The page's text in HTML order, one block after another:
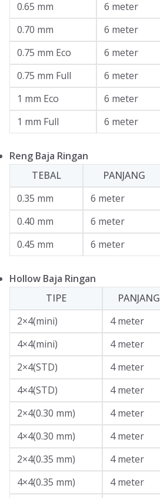
0.65 mm 6 meter
0.70 mm
6 meter
0.75 mm Eco
6 meter
0.75 mm Full
6 meter
1 mm Eco
6 meter
1 mm Full
6 meter
Reng Baja Ringan
TEBAL
PANJANG
0.35 mm
6 meter
0.40 mm
6 meter
0.45 mm
6 meter
Hollow Baja Ringan
TIPE
PANJANG
2×4(mini)
4 meter
4×4(mini)
4 meter
2×4(STD)
4 meter
4×4(STD)
4 meter
2×4(0.30 mm)
4 meter
4×4(0.30 mm)
4 meter
2×4(0.35 mm)
4 meter
4×4(0.35 mm)
4 meter